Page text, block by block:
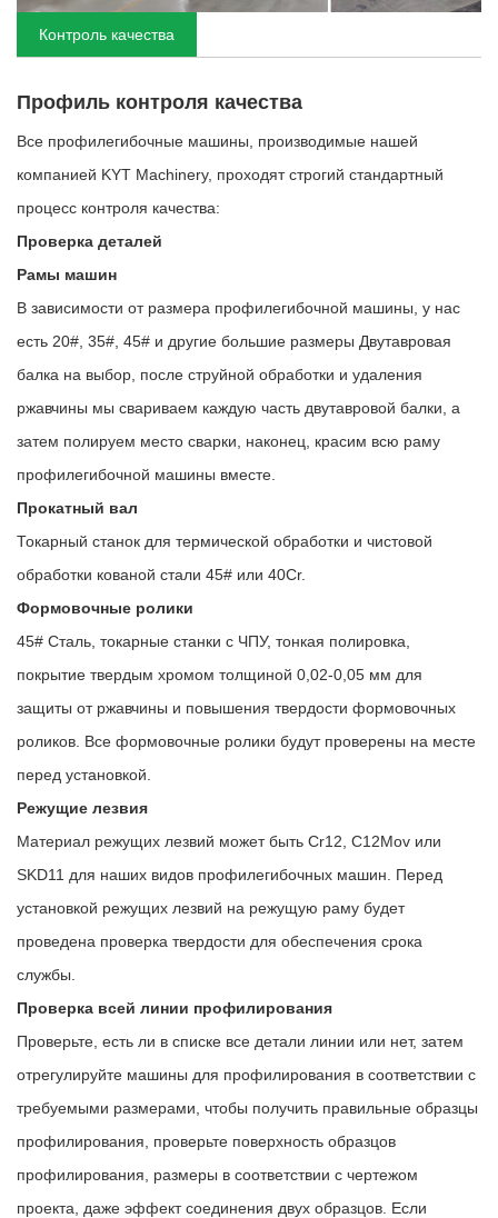
Контроль качества
Профиль контроля качества
Все профилегибочные машины, производимые нашей
компанией KYT Machinery, проходят строгий стандартный
процесс контроля качества:
Проверка деталей
Рамы машин
В зависимости от размера профилегибочной машины, у нас
есть 20#, 35#, 45# и другие большие размеры Двутавровая
балка на выбор, после струйной обработки и удаления
ржавчины мы свариваем каждую часть двутавровой балки, а
затем полируем место сварки, наконец, красим всю раму
профилегибочной машины вместе.
Прокатный вал
Токарный станок для термической обработки и чистовой
обработки кованой стали 45# или 40Cr.
Формовочные ролики
45# Сталь, токарные станки с ЧПУ, тонкая полировка,
покрытие твердым хромом толщиной 0,02-0,05 мм для
защиты от ржавчины и повышения твердости формовочных
роликов. Все формовочные ролики будут проверены на месте
перед установкой.
Режущие лезвия
Материал режущих лезвий может быть Cr12, C12Mov или
SKD11 для наших видов профилегибочных машин. Перед
установкой режущих лезвий на режущую раму будет
проведена проверка твердости для обеспечения срока
службы.
Проверка всей линии профилирования
Проверьте, есть ли в списке все детали линии или нет, затем
отрегулируйте машины для профилирования в соответствии с
требуемыми размерами, чтобы получить правильные образцы
профилирования, проверьте поверхность образцов
профилирования, размеры в соответствии с чертежом
проекта, даже эффект соединения двух образцов. Если